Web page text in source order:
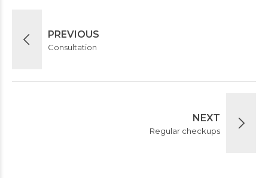
PREVIOUS
Consultation
NEXT
Regular checkups